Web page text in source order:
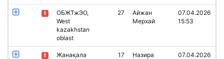
ОБЖТжЭО,
West
kazakhstan
oblast
27
Айжан
Мерхай
07.04.2026
15:53
Жанақала
17
Назира
07.04.2026